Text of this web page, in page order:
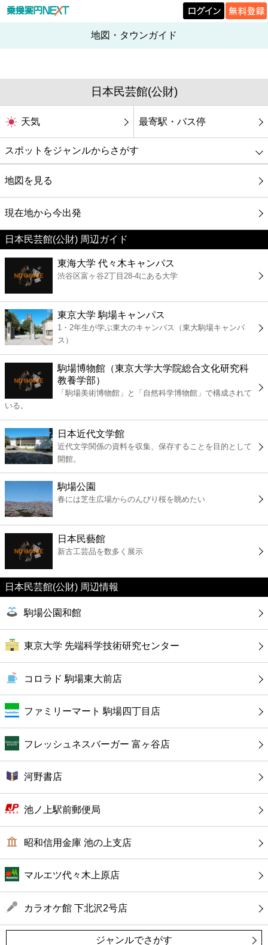
地図・タウンガイド
日本民芸館(公財)
天気 最寄駅・バス停
スポットをジャンルからさがす
グルメ
映画
美容
コンビニ
薬局
スーパー
エンタメ
レジャー
書店
ファミレス
ファーストフード
カフェ
銀行
公共
病院
ホテル
地図を見る
現在地から今出発
日本民芸館(公財) 周辺ガイド
東海大学 代々木キャンパス
渋谷区富ヶ谷2丁目28-4にある大学
東京大学 駒場キャンパス
1・2年生が学ぶ東大のキャンパス（東大駒場キャンパ
ス）
駒場博物館（東京大学大学院総合文化研究科
教養学部）
「駒場美術博物館」と「自然科学博物館」で構成されて
いる。
日本近代文学館
近代文学関係の資料を収集、保存することを目的として
開館。
駒場公園
春には芝生広場からのんびり桜を眺めたい
日本民藝館
新古工芸品を数多く展示
日本民芸館(公財) 周辺情報
駒場公園和館
東京大学 先端科学技術研究センター
コロラド 駒場東大前店
ファミリーマート 駒場四丁目店
フレッシュネスバーガー 富ヶ谷店
河野書店
池ノ上駅前郵便局
昭和信用金庫 池の上支店
マルエツ代々木上原店
カラオケ館 下北沢2号店
ジャンルでさがす